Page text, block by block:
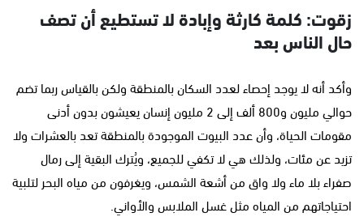
زقوت: كلمة كارثة وإبادة لا تستطيع أن تصف
حال الناس بعد
وأكد أنه لا يوجد إحصاء لعدد السكان بالمنطقة ولكن بالقياس ربما تضم
حوالي مليون و800 ألف إلى 2 مليون إنسان يعيشون بدون أدنى
مقومات الحياة، وأن عدد البيوت الموجودة بالمنطقة تعد بالعشرات ولا
تزيد عن مئات، ولذلك هي لا تكفي للجميع، ويُترك البقية إلى رمال
صفراء بلا ماء ولا واق من أشعة الشمس، ويغرفون من مياه البحر لتلبية
احتياجاتهم من المياه مثل غسل الملابس والأواني.